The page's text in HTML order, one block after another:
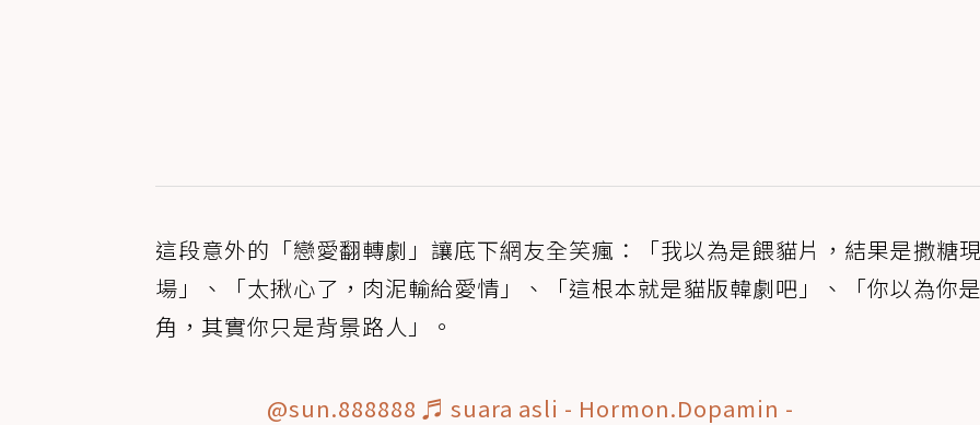
這段意外的「戀愛翻轉劇」讓底下網友全笑瘋：「我以為是餵貓片，結果是撒糖
場」、「太揪心了，肉泥輸給愛情」、「這根本就是貓版韓劇吧」、「你以為你
角，其實你只是背景路人」。
@sun.888888 ♬ suara asli - Hormon.Dopamin -